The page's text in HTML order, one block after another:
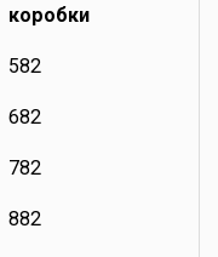
коробки
582
682
782
882